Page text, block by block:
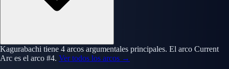
Kagurabachi tiene 4 arcos argumentales principales. El arco Current
Arc es el arco #4. Ver todos los arcos →